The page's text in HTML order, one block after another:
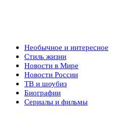
Необычное и интересное
Стиль жизни
Новости в Мире
Новости России
ТВ и шоубиз
Биографии
Сериалы и фильмы